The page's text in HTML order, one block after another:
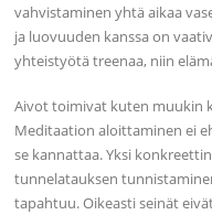
vahvistaminen yhtä aikaa
ja luovuuden kanssa on
yhteistyötä treenaa, niin
Aivot toimivat kuten muukin
Meditaation aloittaminen ei
se kannattaa. Yksi
tunnelatauksen
tapahtuu. Oikeasti seinät